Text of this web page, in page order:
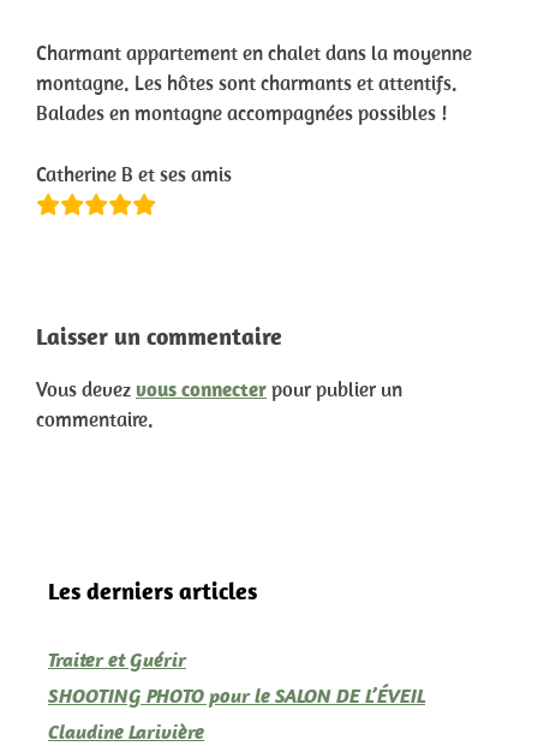
Charmant appartement en chalet dans la moyenne
montagne. Les hôtes sont charmants et attentifs.
Balades en montagne accompagnées possibles !
Catherine B et ses amis
Laisser un commentaire
Vous devez vous connecterpour publier un
commentaire.
Les derniers articles
Traiter et Guérir
SHOOTING PHOTO pour le SALON DE L’ÉVEIL
Claudine Larivière